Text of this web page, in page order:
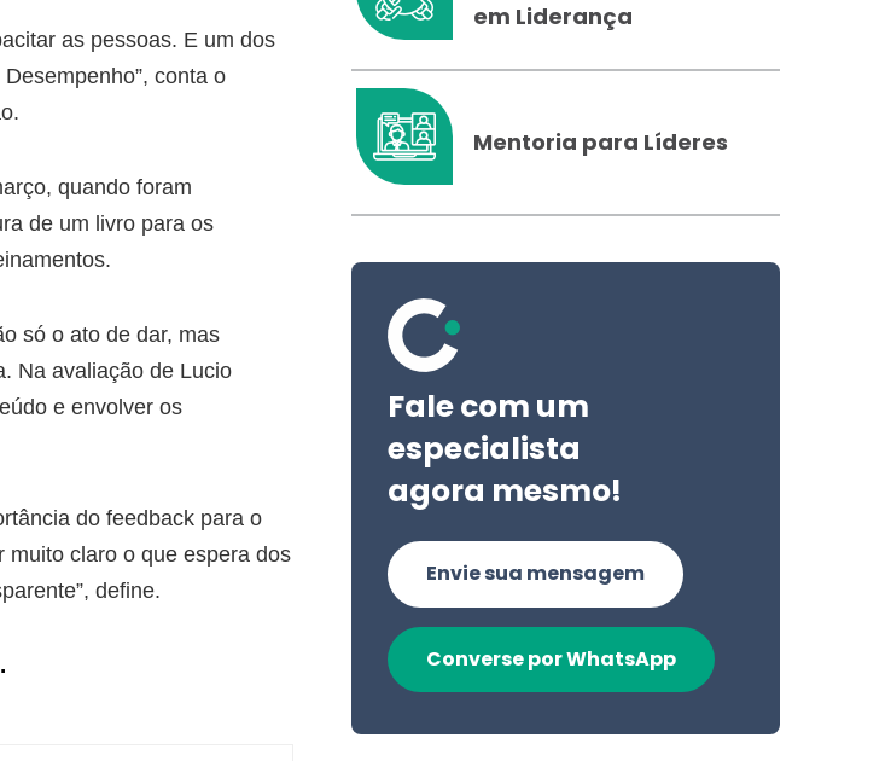
as pessoas. E um dos
conta o
quando foram
de um livro para os
só o ato de dar, mas
Na avaliação de Lucio
e envolver os
do feedback para o
muito claro o que espera dos
define.
em Liderança
Mentoria para Líderes
Fale com um
especialista
agora mesmo!
Envie sua mensagem
Converse por WhatsApp